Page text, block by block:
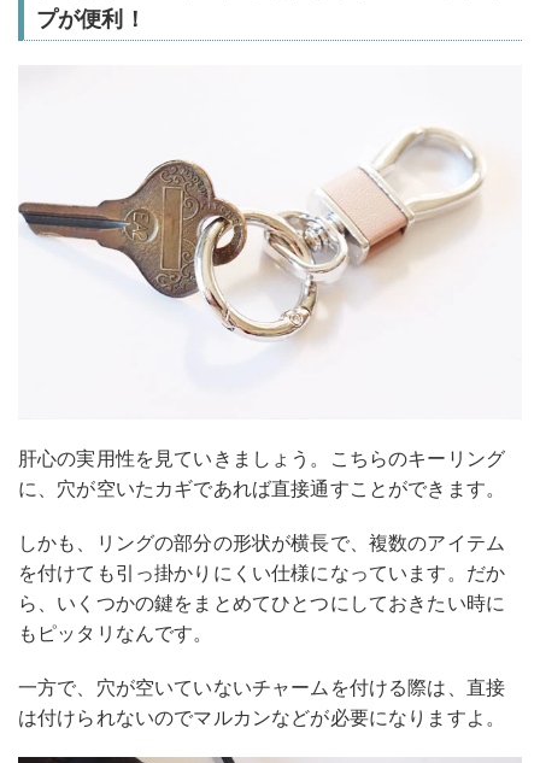
プが便利！
肝心の実用性を見ていきましょう。こちらのキーリング
に、穴が空いたカギであれば直接通すことができます。
しかも、リングの部分の形状が横長で、複数のアイテム
を付けても引っ掛かりにくい仕様になっています。だか
ら、いくつかの鍵をまとめてひとつにしておきたい時に
もピッタリなんです。
一方で、穴が空いていないチャームを付ける際は、直接
は付けられないのでマルカンなどが必要になりますよ。